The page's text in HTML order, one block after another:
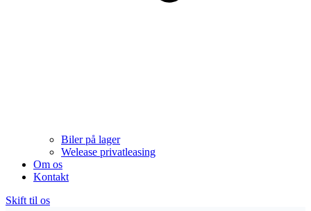
Biler på lager
Welease privatleasing
Om os
Kontakt
Skift til os